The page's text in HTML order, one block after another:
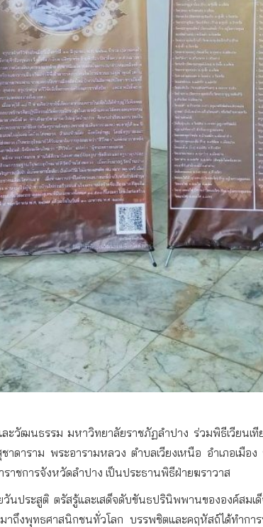
ฒนธรรม มหาวิทยาลัยราชภัฏลำปาง ร่วมพิธีเวียนเที
าราม พระอารามหลวง​ ตำบลเวียงเหนือ​ อำเภอเมื
าชการจังหวัดลำปาง เป็นประธานพิธีฝ่ายฆราวาส
ประสูติ ตรัสรู้และเสด็จดับขันธปรินิพพานขององค์สมเ
าถึงพุทธศาสนิกชนทั่วโลก บรรพชิตและคฤหัสถ์ได้ทำก